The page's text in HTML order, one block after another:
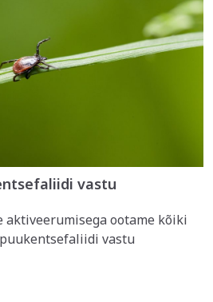
vastu
aktiveerumisega ootame kõiki
vastu